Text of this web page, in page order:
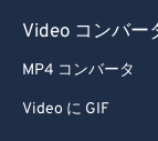
Video コンバー
MP4 コンバータ
Video に GIF